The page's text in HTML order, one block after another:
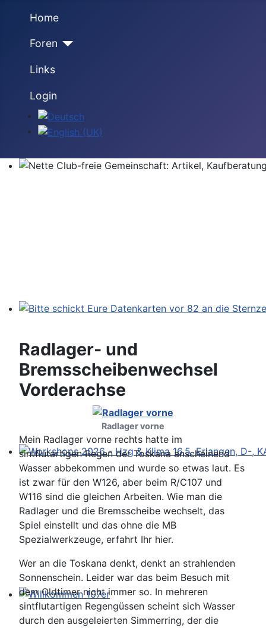
Home
Foren
Links
Login
Sprache auswählen
Workshops 2026 - Hzg & Klima 16.5. Erlangen, D-,
Willkommen 107er
Radlager- und
Bremsscheibenwechsel
Vorderachse
Radlager vorne
Mein Radlager vorne rechts hatte im
sintflutartigen Regen der Toskana anscheinend
Wasser abbekommen und wurde so etwas laut. Es
ist zwar für den W126, aber beim R/C107 und
W116 sind die gleichen Arbeiten. Wie man die
Radlager und die Bremsscheibe wechselt, das
Spiel einstellt und das ohne die MB
Spezialwerkzeuge, erfahrt Ihr hier.
Wer an die Toskana denkt, denkt an strahlenden
Sonnenschein. Leider war das beim Besuch mit
dem Oldtimer nicht immer so. In mehreren
sintflutartigen Regengüssen scheint sich Wasser
durch den ausgeleierten Simmerring, der die